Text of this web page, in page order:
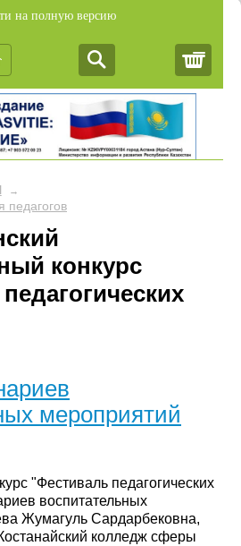
на полную версию
→
педагогов
конкурс
мероприятий
"Фестиваль педагогических
воспитательных
Жумагуль Сардарбековна,
колледж сферы